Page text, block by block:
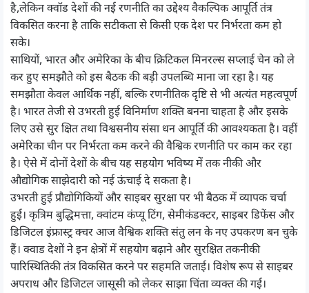
है,लेकिन क्वॉड देशों की नई रणनीति का उद्देश्य वैकल्पिक आपूर्ति तंत्र
विकसित करना है ताकि सटीकता से किसी एक देश पर निर्भरता कम हो
सके।
साथियों, भारत और अमेरिका के बीच क्रिटिकल मिनरल्स सप्लाई चेन को ले
कर हुए समझौते को इस बैठक की बड़ी उपलब्धि माना जा रहा है। यह
समझौता केवल आर्थिक नहीं, बल्कि रणनीतिक दृष्टि से भी अत्यंत महत्वपूर्ण
है। भारत तेजी से उभरती हुई विनिर्माण शक्ति बनना चाहता है और इसके
लिए उसे सुर क्षित तथा विश्वसनीय संसा धन आपूर्ति की आवश्यकता है। वहीं
अमेरिका चीन पर निर्भरता कम करने की वैश्विक रणनीति पर काम कर रहा
है। ऐसे में दोनों देशों के बीच यह सहयोग भविष्य में तक नीकी और
औद्योगिक साझेदारी को नई ऊंचाई दे सकता है।
उभरती हुई प्रौद्योगिकियों और साइबर सुरक्षा पर भी बैठक में व्यापक चर्चा
हुई। कृत्रिम बुद्धिमत्ता, क्वांटम कंप्यू टिंग, सेमीकंडक्टर, साइबर डिफेंस और
डिजिटल इंफ्रास्ट्र क्चर आज वैश्विक शक्ति संतु लन के नए उपकरण बन चुके
हैं। क्वाड देशों ने इन क्षेत्रों में सहयोग बढ़ाने और सुरक्षित तकनीकी
पारिस्थितिकी तंत्र विकसित करने पर सहमति जताई। विशेष रूप से साइबर
अपराध और डिजिटल जासूसी को लेकर साझा चिंता व्यक्त की गई।